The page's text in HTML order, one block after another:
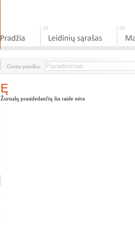
Greita paieška:
Ę
Žurnalų prasidedančių šia raide nėra